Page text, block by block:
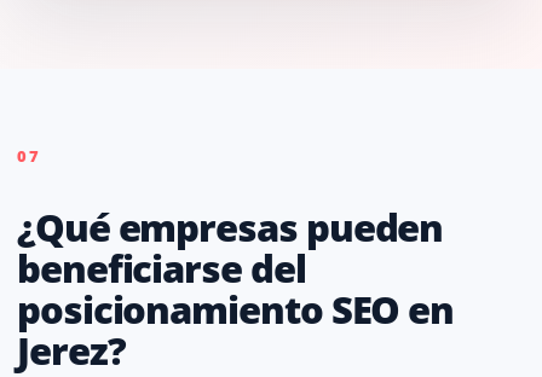
07
¿Qué empresas pueden
beneficiarse del
posicionamiento SEO en
Jerez?